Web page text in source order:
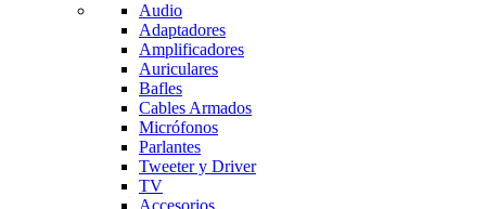
Audio
Adaptadores
Amplificadores
Auriculares
Bafles
Cables Armados
Micrófonos
Parlantes
Tweeter y Driver
TV
Accesorios